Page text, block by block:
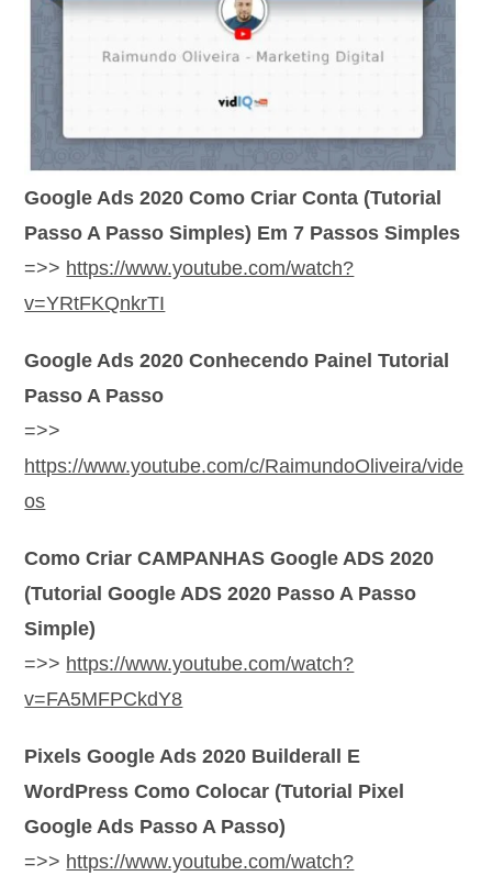
Google Ads 2020 Como Criar Conta (Tutorial
Passo A Passo Simples) Em 7 Passos Simples
=>> https://www.youtube.com/watch?
v=YRtFKQnkrTI
Google Ads 2020 Conhecendo Painel Tutorial
Passo A Passo
=>>
https://www.youtube.com/c/RaimundoOliveira/vide
os
Como Criar CAMPANHAS Google ADS 2020
(Tutorial Google ADS 2020 Passo A Passo
Simple)
=>> https://www.youtube.com/watch?
v=FA5MFPCkdY8
Pixels Google Ads 2020 Builderall E
WordPress Como Colocar (Tutorial Pixel
Google Ads Passo A Passo)
=>> https://www.youtube.com/watch?